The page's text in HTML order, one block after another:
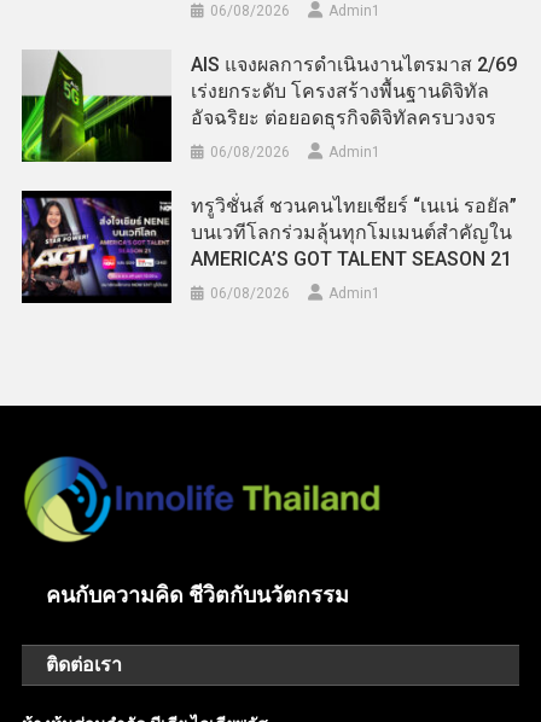
06/08/2026 Admin​1
AIS แจงผลการดำเนินงานไตรมาส 2/69
เร่งยกระดับ โครงสร้างพื้นฐานดิจิทัล
อัจฉริยะ ต่อยอดธุรกิจดิจิทัลครบวงจร
06/08/2026 Admin​1
ทรูวิชั่นส์ ชวนคนไทยเชียร์ “เนเน่ รอยัล”
บนเวทีโลกร่วมลุ้นทุกโมเมนต์สำคัญใน
AMERICA’S GOT TALENT SEASON 21
06/08/2026 Admin​1
คนกับความคิด ชีวิตกับนวัตกรรม
ติดต่อเรา